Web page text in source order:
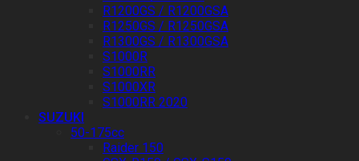
R1200GS / R1200GSA
R1250GS / R1250GSA
R1300GS / R1300GSA
S1000R
S1000RR
S1000XR
S1000RR 2020
SUZUKI
50-175cc
Raider 150